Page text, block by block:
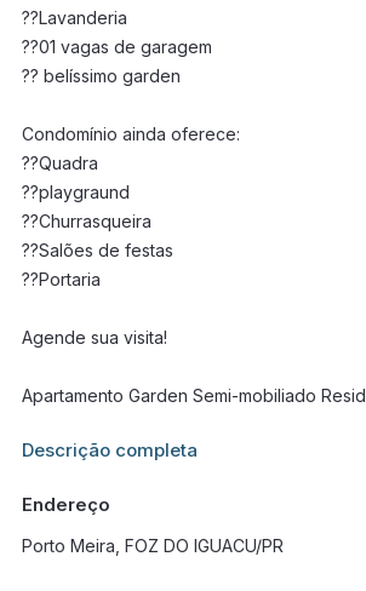
??Lavanderia
??01 vagas de garagem
?? belíssimo garden
Condomínio ainda oferece:
??Quadra
??playgraund
??Churrasqueira
??Salões de festas
??Portaria
Agende sua visita!
Apartamento Garden Semi-mobiliado
Informações adicionais sobre este imóvel
Descrição completa
Endereço
Porto Meira, FOZ DO IGUACU/PR